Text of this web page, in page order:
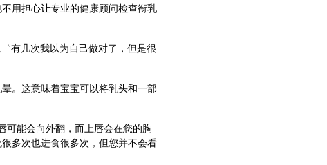
用担心让专业的健康顾问检查衔乳
“有几次我以为自己做对了，但是很
。这意味着宝宝可以将乳头和一部
可能会向外翻，而上唇会在您的胸
多次也进食很多次，但您并不会看